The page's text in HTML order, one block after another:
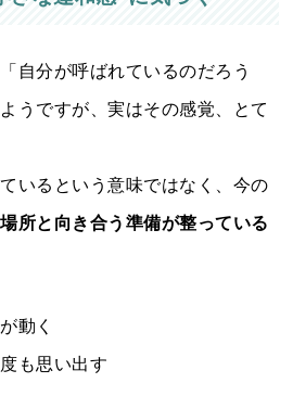
自分が呼ばれているのだろう
うですが、実はその感覚、とて
いるという意味ではなく、今の
所と向き合う準備が整っている
動く
も思い出す